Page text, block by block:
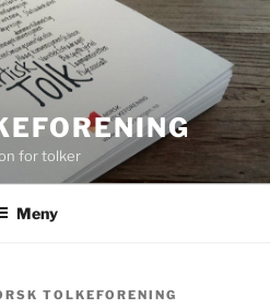
for tolker
Meny
TOLKEFORENING